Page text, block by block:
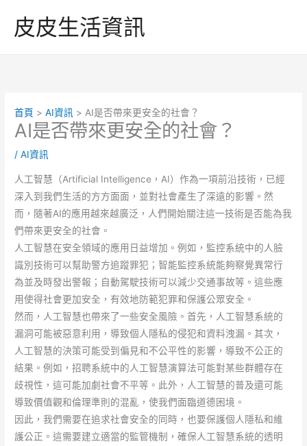
皮皮生活資訊
首頁 AI資訊 AI是否帶來更安全的社會？
AI是否帶來更安全的社會？
/AI資訊
人工智慧（Artificial Intelligence，AI）作為一項前沿技術，已經
深入到我們生活的方方面面，並對社會產生了深遠的影響。然
而，隨著AI的應用越來越廣泛，人們開始關注這一技術是否能為我
們帶來更安全的社會。
人工智慧在安全領域的應用日益增加。例如，監控系統中的人臉
識別技術可以幫助警方追蹤罪犯；智能監控系統能夠察覺異常行
為並及時發出警報；自動駕駛技術可以減少交通事故等。這些應
用使得社會更加安全，有效地防範犯罪和保護公眾安全。
然而，人工智慧也帶來了一些安全風險。首先，人工智慧系統的
漏洞可能被惡意利用，導致個人隱私的侵犯和資料洩漏。其次，
人工智慧的決策可能受到偏見和不公平性的影響，導致不公正的
結果。例如，招聘系統中的人工智慧演算法可能對某些群體存在
歧視性，這可能加劇社會不平等。此外，人工智慧的普及還可能
導致價值觀和倫理準則的混亂，使我們面臨道德困境。
因此，我們需要在追求社會安全的同時，也要保護個人隱私和維
護公正。這需要建立適當的監管機制，確保人工智慧系統的透明